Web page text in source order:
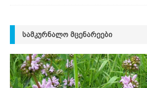
ᲡᲐᲛᲙᲣᲠᲜᲐᲚᲝ ᲛᲪᲔᲜᲐᲠᲔᲔᲑᲘ